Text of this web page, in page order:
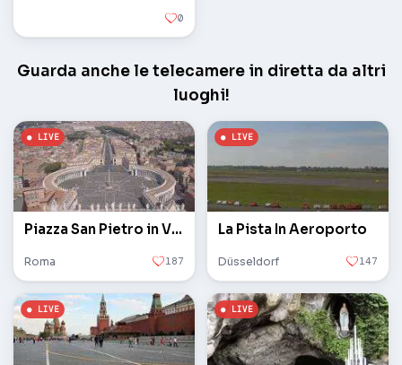
0
Guarda anche le telecamere in diretta da altri
luoghi!
Piazza San Pietro in Vaticano
Roma 187
La Pista In Aeroporto
Düsseldorf 147